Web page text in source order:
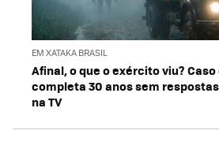
EM XATAKA BRASIL
Afinal, o que o exército viu? Caso
completa 30 anos sem
na TV